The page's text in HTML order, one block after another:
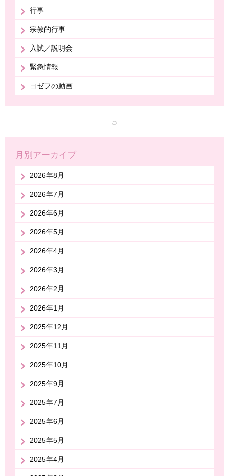
行事
宗教的行事
入試／説明会
緊急情報
ヨゼフの動画
月別アーカイブ
2026年8月
2026年7月
2026年6月
2026年5月
2026年4月
2026年3月
2026年2月
2026年1月
2025年12月
2025年11月
2025年10月
2025年9月
2025年7月
2025年6月
2025年5月
2025年4月